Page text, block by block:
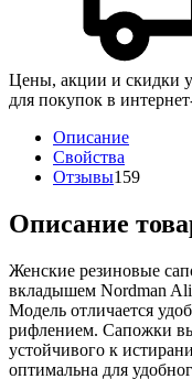
Цены, акции и скидки
для покупок в
Описание
Свойства
Отзывы159
Описание
Женские резиновые
вкладышем Nordman
Модель отличается
рифлением. Сапожки
устойчивого к
оптимальна для